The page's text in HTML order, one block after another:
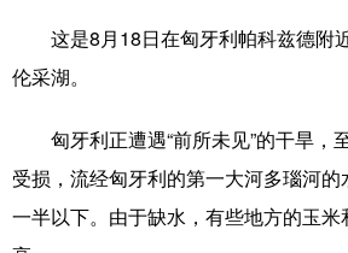
文化产业
这是8月18日在匈牙利帕科兹德附
伦采湖。
匈牙利正遭遇“前所未见”的干旱，
受损，流经匈牙利的第一大河多瑙河
一半以下。由于缺水，有些地方的玉